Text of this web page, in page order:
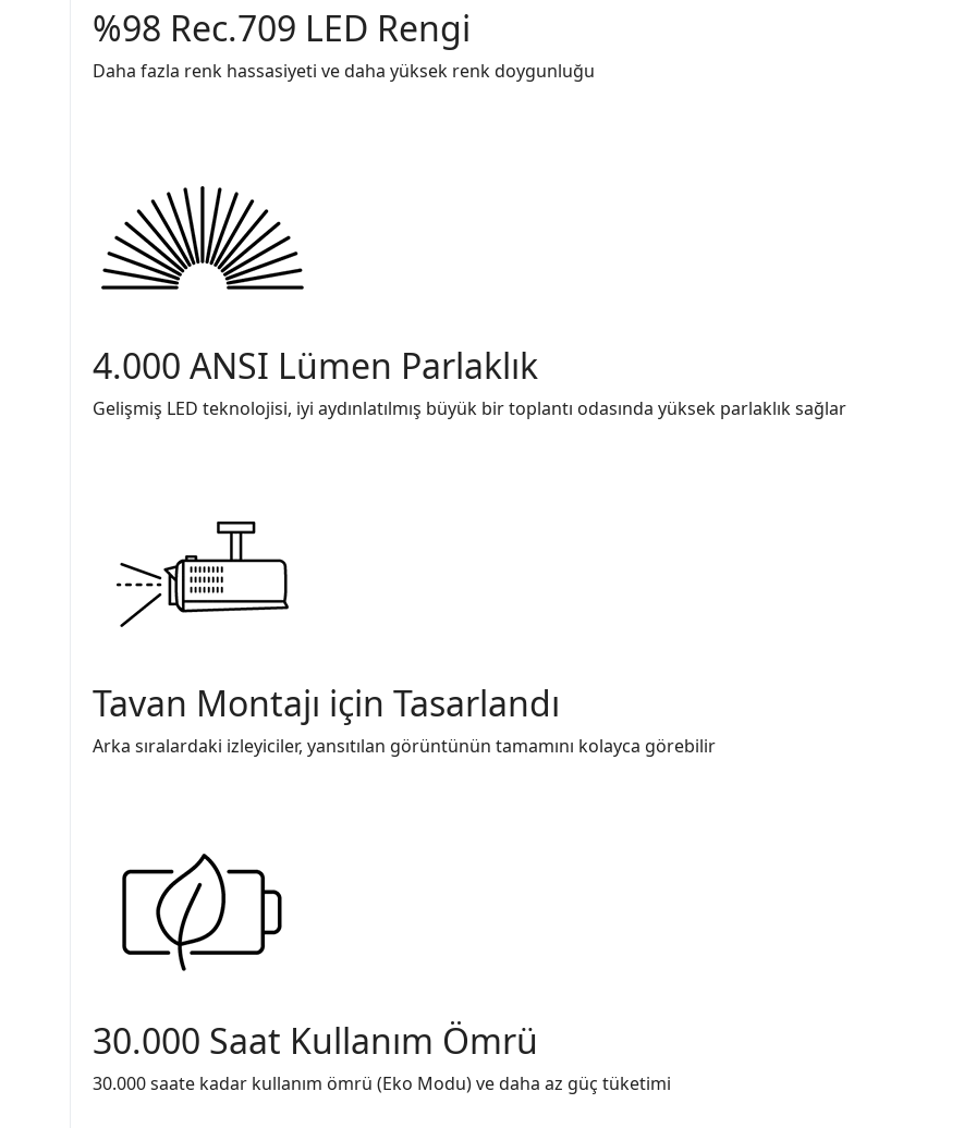
%98 Rec.709 LED Rengi
Daha fazla renk hassasiyeti ve daha yüksek renk doygunluğu
4.000 ANSI Lümen Parlaklık
Gelişmiş LED teknolojisi, iyi aydınlatılmış büyük bir toplantı odasında yüksek parlaklık sağlar
Tavan Montajı için Tasarlandı
Arka sıralardaki izleyiciler, yansıtılan görüntünün tamamını kolayca görebilir
30.000 Saat Kullanım Ömrü
30.000 saate kadar kullanım ömrü (Eko Modu) ve daha az güç tüketimi